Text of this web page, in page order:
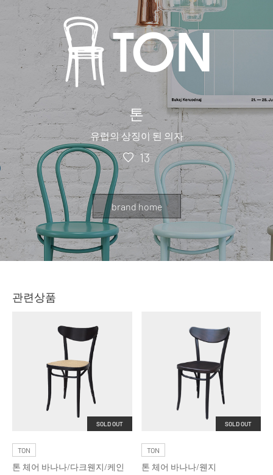
톤
유럽의 상징이 된 의자
13
brand home
관련상품
SOLD OUT
TON
톤 체어 바나나/다크웬지/케인
SOLD OUT
TON
톤 체어 바나나/웬지